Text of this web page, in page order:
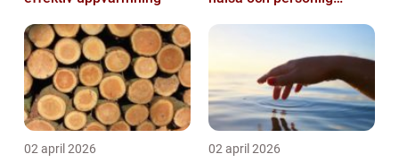
02 april 2026 02 april 2026